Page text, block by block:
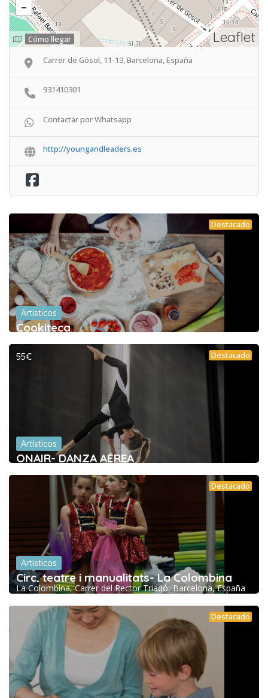
Leaflet
Cómo llegar
Carrer de Gósol, 11-13, Barcelona, España
931410301
Contactar por Whatsapp
http://youngandleaders.es
Destacado
Artísticos
Cookiteca
55€ Destacado
Artísticos
ONAIR- DANZA AÉREA
Destacado
Artísticos
Circ, teatre i manualitats- La Colombina
La Colombina, Carrer del Rector Triadó, Barcelona, España
Destacado